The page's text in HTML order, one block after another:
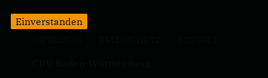
Einverstanden